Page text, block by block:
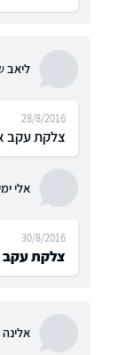
ליאב
צלקת עקב
28/8/2016
אלי
צלקת עקב
30/8/2016
אלינה